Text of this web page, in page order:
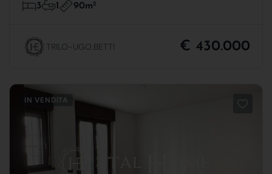
3 1 90m2
TRILO-UGO.BETTI € 430.000
IN VENDITA